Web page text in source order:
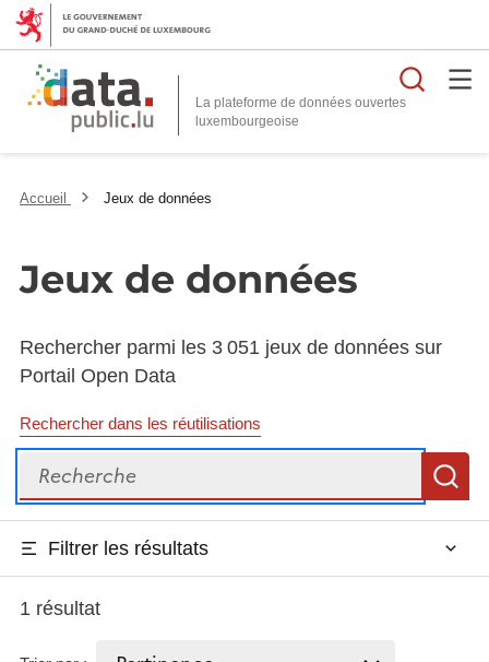
La plateforme de données ouvertes
Accueil Jeux de données
Jeux de données
Rechercher parmi les 3 051 jeux de données sur
Portail Open Data
Rechercher dans les réutilisations
Recherche
Filtrer les résultats
1 résultat